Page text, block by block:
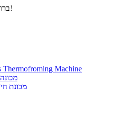
ברוכים הבאים לשאנטו מנגשינג!
Thermofroming Machine
מכונת